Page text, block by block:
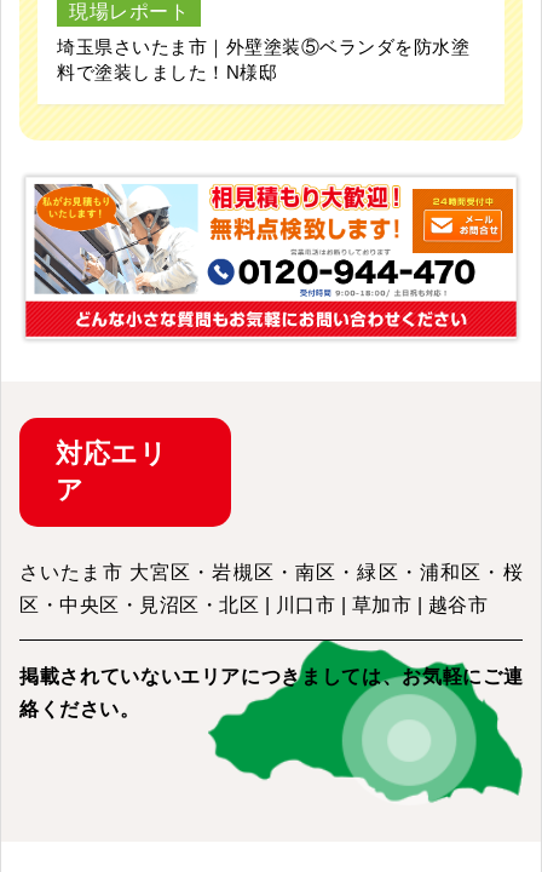
現場レポート
埼玉県さいたま市｜外壁塗装⑤ベランダを防水塗
料で塗装しました！N様邸
対応エリ
ア
さいたま市 大宮区・岩槻区・南区・緑区・浦和区・桜
区・中央区・見沼区・北区 | 川口市 | 草加市 | 越谷市
掲載されていないエリアにつきましては、お気軽にご連
絡ください。